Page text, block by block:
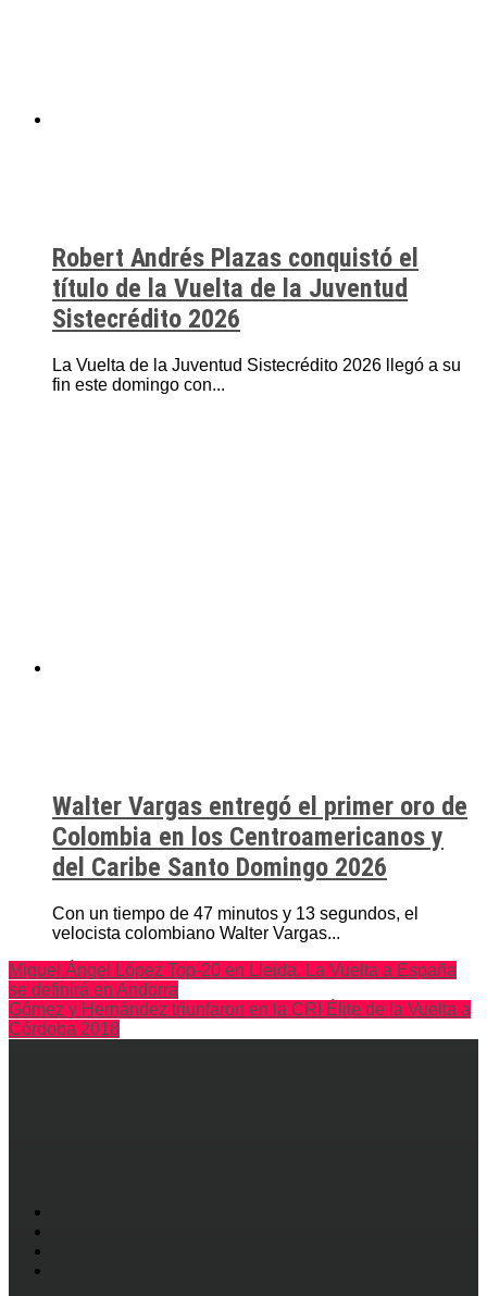
Robert Andrés Plazas conquistó el
título de la Vuelta de la Juventud
Sistecrédito 2026
La Vuelta de la Juventud Sistecrédito 2026 llegó a su
fin este domingo con...
Walter Vargas entregó el primer oro de
Colombia en los Centroamericanos y
del Caribe Santo Domingo 2026
Con un tiempo de 47 minutos y 13 segundos, el
velocista colombiano Walter Vargas...
Miguel Ángel López Top-20 en Lleida. La Vuelta a España
se definirá en Andorra
Gómez y Hernández triunfaron en la CRI Élite de la Vuelta a
Córdoba 2018